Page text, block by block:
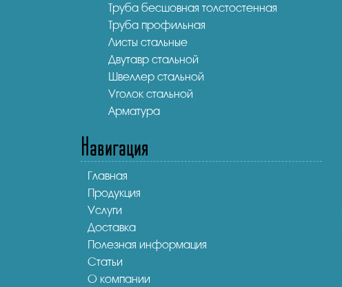
Труба бесшовная толстостенная
Труба профильная
Листы стальные
Двутавр стальной
Швеллер стальной
Уголок стальной
Арматура
Навигация
Главная
Продукция
Услуги
Доставка
Полезная информация
Статьи
О компании